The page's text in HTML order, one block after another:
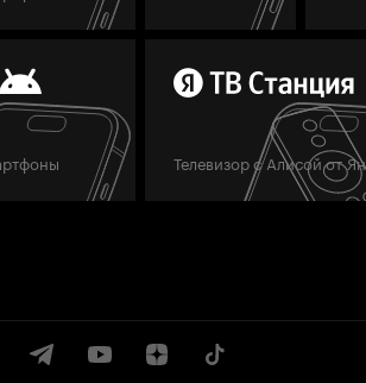
Телевизор с Алисой от